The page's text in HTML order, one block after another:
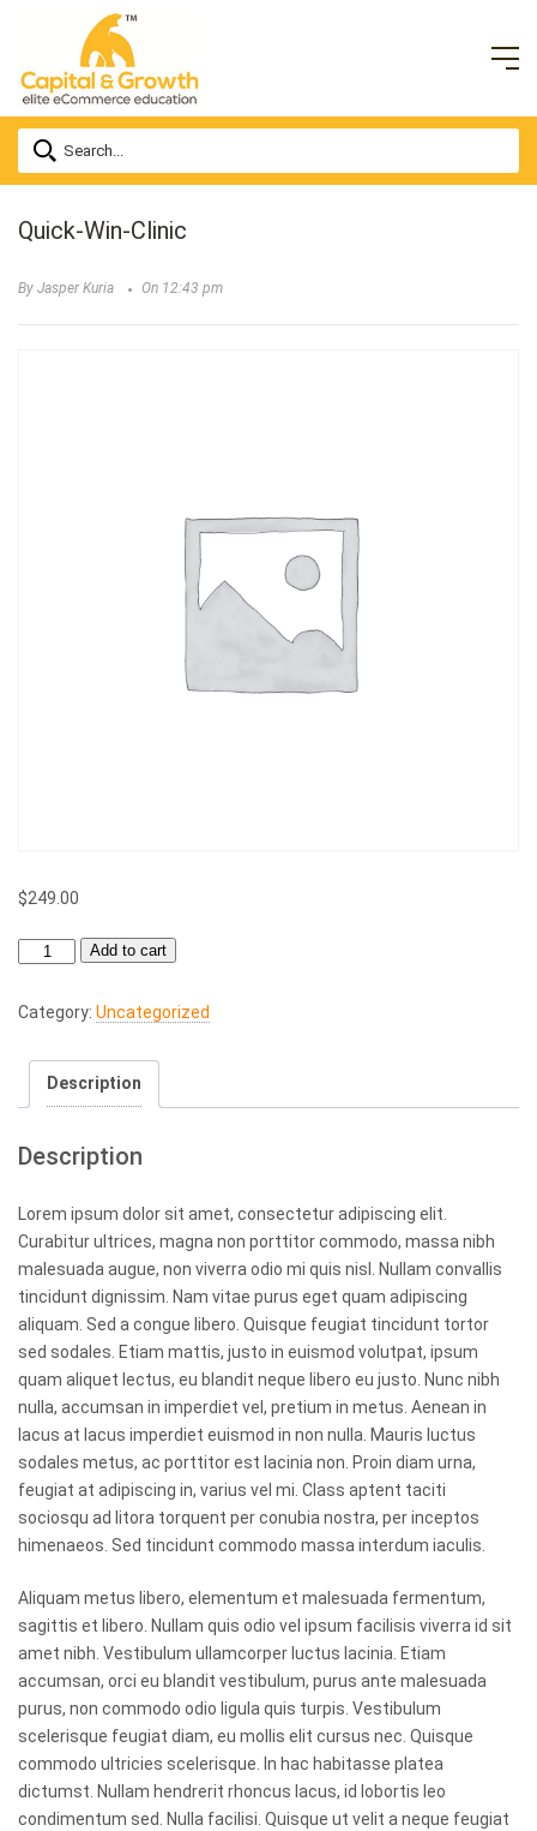
Quick-Win-Clinic
By Jasper Kuria On 12:43 pm
$249.00
Quick-
Clinic
Add to cart
Category: Uncategorized
Description
Description
Lorem ipsum dolor sit amet, consectetur adipiscing elit.
Curabitur ultrices, magna non porttitor commodo, massa nibh
malesuada augue, non viverra odio mi quis nisl. Nullam convallis
tincidunt dignissim. Nam vitae purus eget quam adipiscing
aliquam. Sed a congue libero. Quisque feugiat tincidunt tortor
sed sodales. Etiam mattis, justo in euismod volutpat, ipsum
quam aliquet lectus, eu blandit neque libero eu justo. Nunc nibh
nulla, accumsan in imperdiet vel, pretium in metus. Aenean in
lacus at lacus imperdiet euismod in non nulla. Mauris luctus
sodales metus, ac porttitor est lacinia non. Proin diam urna,
feugiat at adipiscing in, varius vel mi. Class aptent taciti
sociosqu ad litora torquent per conubia nostra, per inceptos
himenaeos. Sed tincidunt commodo massa interdum iaculis.
Aliquam metus libero, elementum et malesuada fermentum,
sagittis et libero. Nullam quis odio vel ipsum facilisis viverra id sit
amet nibh. Vestibulum ullamcorper luctus lacinia. Etiam
accumsan, orci eu blandit vestibulum, purus ante malesuada
purus, non commodo odio ligula quis turpis. Vestibulum
scelerisque feugiat diam, eu mollis elit cursus nec. Quisque
commodo ultricies scelerisque. In hac habitasse platea
dictumst. Nullam hendrerit rhoncus lacus, id lobortis leo
condimentum sed. Nulla facilisi. Quisque ut velit a neque feugiat